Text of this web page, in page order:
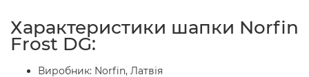
Характеристики шапки Norfin
Frost DG:
Виробник: Norfin, Латвія